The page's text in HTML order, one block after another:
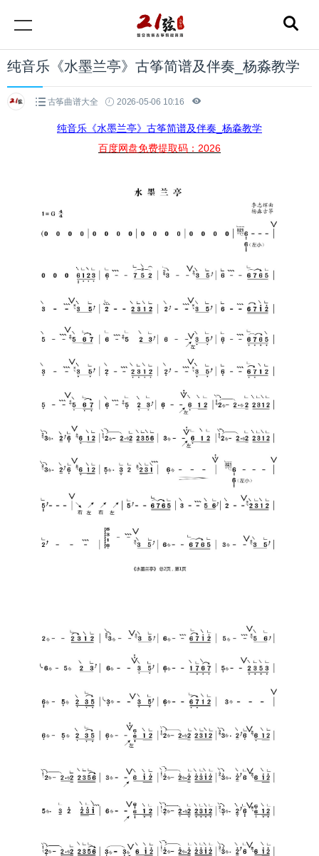
纯音乐《水墨兰亭》古筝简谱及伴奏_杨淼教学
古筝曲谱大全 2026-05-06 10:16
纯音乐《水墨兰亭》古筝简谱及伴奏_杨淼教学
百度网盘免费提取码：2026